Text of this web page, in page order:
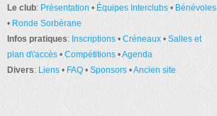
Le club: Présentation • Équipes Interclubs • Bénévoles
• Ronde Sorbérane
Infos pratiques: Inscriptions • Créneaux • Salles et
plan d\'accès • Compétitions •Agenda
Divers: Liens • FAQ • Sponsors •Ancien site